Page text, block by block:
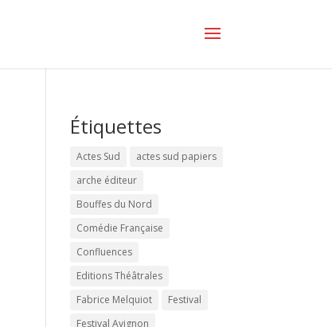
Étiquettes
Actes Sud
actes sud papiers
arche éditeur
Bouffes du Nord
Comédie Française
Confluences
Editions Théâtrales
Fabrice Melquiot
Festival
Festival Avignon